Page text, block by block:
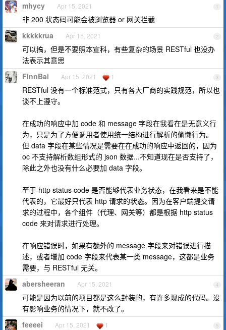
1
mhycy Apr 15, 2021
非 200 状态码可能会被浏览器 or 网关拦截
2
kkkkkrua Apr 15, 2021
可以搞，但是不要照本宣科，有些复杂的场景 RESTful 也没办
法表示其意思
3
FinnBai Apr 15, 2021 1
RESTful 没有一个标准范式，只有各大厂商的实践规范，所以也
谈不上遵守。
在成功的响应中加 code 和 message 字段在我看在是无意义行
为，只是为了方便调用者使用统一结构进行解析的偷懒行为。
但 data 字段在某些情况是需要在在成功的响应中返回的，因为
oc 不支持解析数组形式的 json 数据...不知道现在是否支持了，
除此之外也没有什么必要加 data 字段。
至于 http status code 是否能够代表业务状态，在我看来是不能
代表的，它最好只代表 http 请求的状态。因为在客户端提交请
求的过程中，各个组件（代理、网关等）都是根据 http status
code 来对请求进行处理。
在响应错误时，如果有额外的 message 字段来对错误进行描
述，或者增加 code 字段来代表某一类 message，这都是业务
需要，与 RESTful 无关。
4
abersheeran Apr 15, 2021
可能是因为以前的项目都是这么封装的，有许多现成的代码。没
有影响业务的情况下，就不改了。
5
feeeei Apr 15, 2021 1